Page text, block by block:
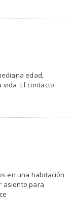
edad,
El contacto
en una habitación
asiento para